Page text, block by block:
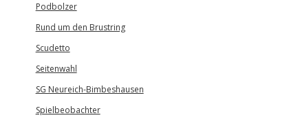
Podbolzer
Rund um den Brustring
Scudetto
Seitenwahl
SG Neureich-Bimbeshausen
Spielbeobachter